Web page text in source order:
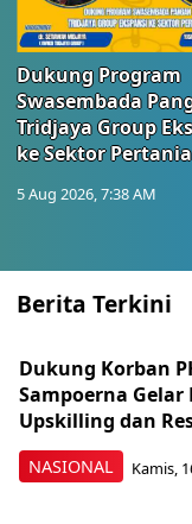
Dukung Program
Swasembada
Tridjaya Group
ke Sektor
5 Aug 2026, 7:38 AM
Berita Terkini
NASIONAL
Dukung Korban
Sampoerna
Upskilling dan
Kamis,